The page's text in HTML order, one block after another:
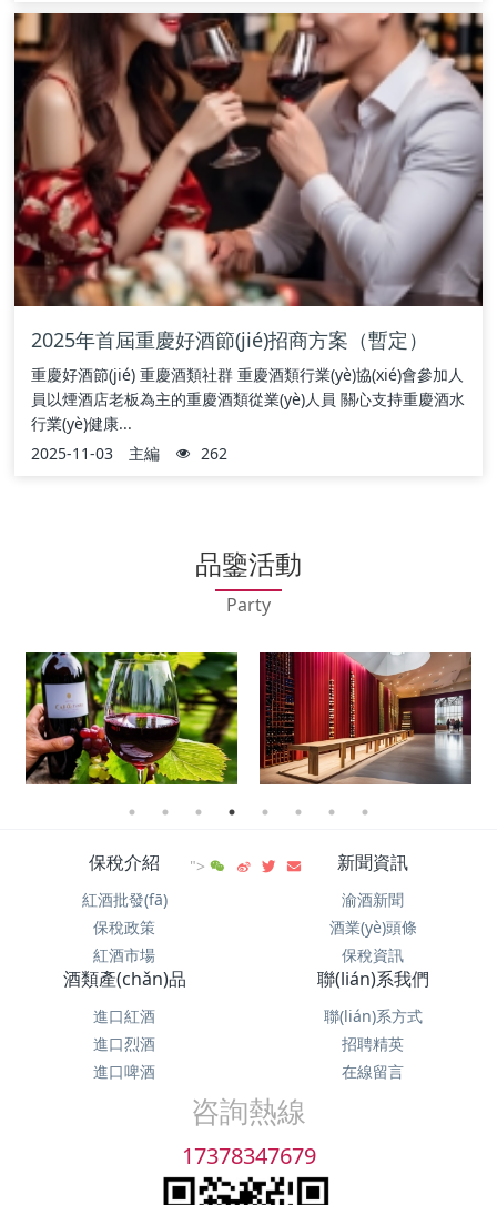
2025年首屆重慶好酒節(jié)招商方案（暫定）
重慶好酒節(jié) 重慶酒類社群 重慶酒類行業(yè)協(xié)會參加人
員以煙酒店老板為主的重慶酒類從業(yè)人員 關心支持重慶酒水
行業(yè)健康...
2025-11-03
主編 262
品鑒活動
Party
保稅介紹
紅酒批發(fā)
保稅政策
紅酒市場
新聞資訊
渝酒新聞
酒業(yè)頭條
保稅資訊
酒類產(chǎn)品
進口紅酒
進口烈酒
進口啤酒
聯(lián)系我們
聯(lián)系方式
招聘精英
在線留言
咨詢熱線
17378347679
">